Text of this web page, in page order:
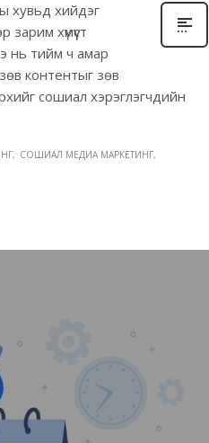
хувьд хийдэг
хүмүүст
нь тийм ч амар
контентыг зөв
сошиал хэрэглэгчдийн
СОШИАЛ МЕДИА МАРКЕТИНГ